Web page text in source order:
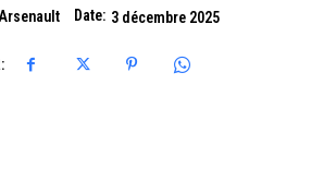
Date: 3 décembre 2025